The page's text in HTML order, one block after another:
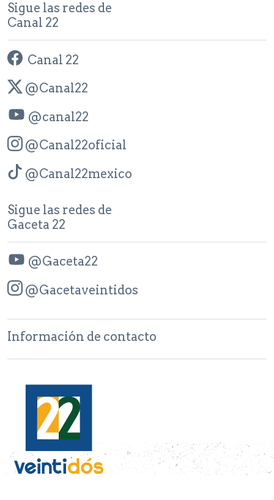
Sigue las redes de
Canal 22
Canal 22
@Canal22
@canal22
@Canal22oficial
@Canal22mexico
Sigue las redes de
Gaceta 22
@Gaceta22
@Gacetaveintidos
Información de contacto